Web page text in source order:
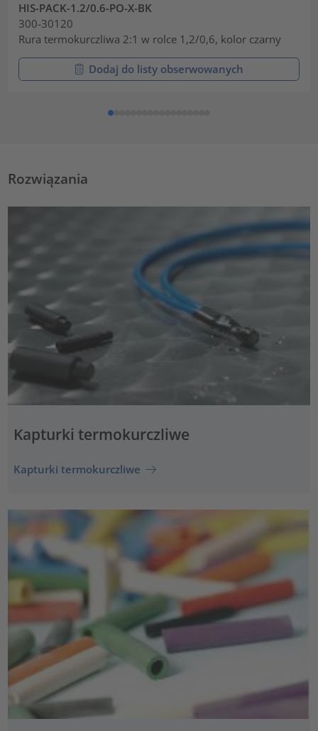
HIS-PACK-1.2/0.6-PO-X-BK
300-30120
Rura termokurczliwa 2:1 w rolce 1,2/0,6, kolor czarny
Dodaj do listy obserwowanych
Rozwiązania
Kapturki termokurczliwe
Kapturki termokurczliwe